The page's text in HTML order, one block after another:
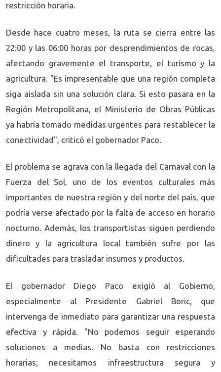
restricción horaria.
Desde hace cuatro meses, la ruta se cierra entre las
22:00 y las 06:00 horas por desprendimientos de rocas,
afectando gravemente el transporte, el turismo y la
agricultura. "Es impresentable que una región completa
siga aislada sin una solución clara. Si esto pasara en la
Región Metropolitana, el Ministerio de Obras Públicas
ya habría tomado medidas urgentes para restablecer la
conectividad", criticó el gobernador Paco.
El problema se agrava con la llegada del Carnaval con la
Fuerza del Sol, uno de los eventos culturales más
importantes de nuestra región y del norte del país, que
podría verse afectado por la falta de acceso en horario
nocturno. Además, los transportistas siguen perdiendo
dinero y la agricultura local también sufre por las
dificultades para trasladar insumos y productos.
El gobernador Diego Paco exigió al Gobierno,
especialmente al Presidente Gabriel Boric, que
intervenga de inmediato para garantizar una respuesta
efectiva y rápida. "No podemos seguir esperando
soluciones a medias. No basta con restricciones
horarias; necesitamos infraestructura segura y